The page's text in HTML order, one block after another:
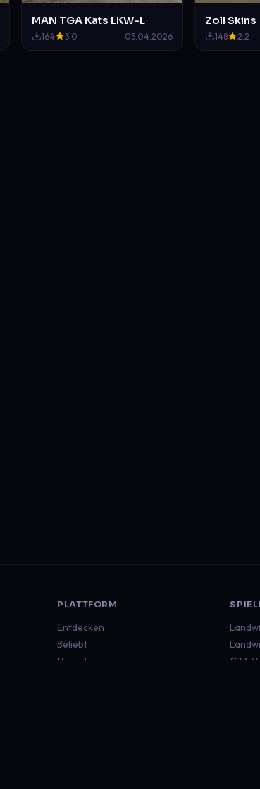
MAN TGA Kats LKW-L
164 5.0 05.04.2026
Zoll Skins
148 2.2
PLATTFORM
Entdecken
Beliebt
Neueste
GTA V